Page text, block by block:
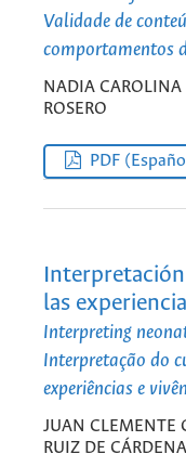
Validade de
comportamentos
NADIA CAROLINA
ROSERO
PDF
las
Interpreting
Interpretação do
experiências e
JUAN CLEMENTE
RUIZ DE